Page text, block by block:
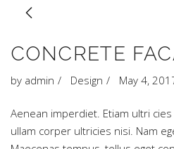
CONCRETE
by admin Design May 4,
Aenean imperdiet. Etiam ultri
ullam corper ultricies nisi. Nam